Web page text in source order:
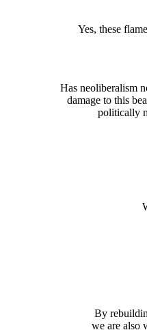
Yes, these
Has neoliberalism
damage to this
politically
By
we are also